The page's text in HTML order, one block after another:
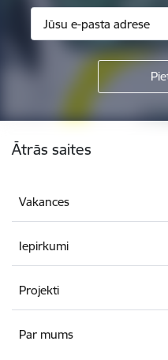
Ātrās saites
Vakances
Iepirkumi
Projekti
Par mums